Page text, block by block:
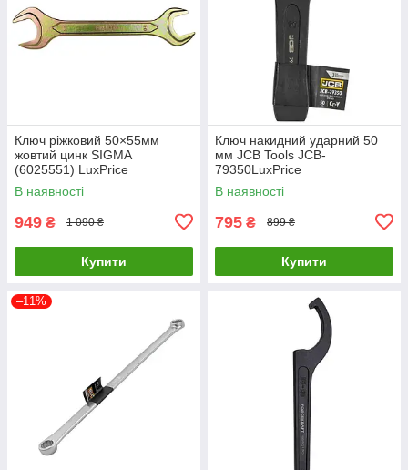
Ключ ріжковий 50×55мм
жовтий цинк SIGMA
(6025551) LuxPrice
В наявності
949 ₴ 1 090 ₴
Купити
Ключ накидний ударний 50
мм JCB Tools JCB-
79350LuxPrice
В наявності
795 ₴ 899 ₴
Купити
–11%